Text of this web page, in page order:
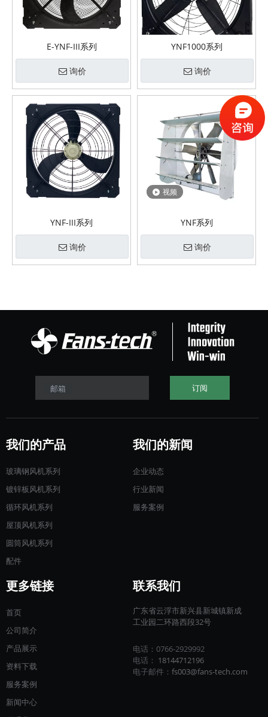
E-YNF-III系列
询价
YNF1000系列
询价
YNF-III系列
询价
视频
YNF系列
询价
邮箱 订阅
我们的产品
玻璃钢风机系列
镀锌板风机系列
循环风机系列
屋顶风机系列
圆筒风机系列
配件
我们的新闻
企业动态
行业新闻
服务案例
更多链接
首页
公司简介
产品展示
资料下载
服务案例
新闻中心
联系我们
广东省云浮市新兴县新城镇新成
工业园二环路西段32号
电话：0766-2929992
电话： 18144712196​​​​​​​
电子邮件： fs003@fans-tech.com